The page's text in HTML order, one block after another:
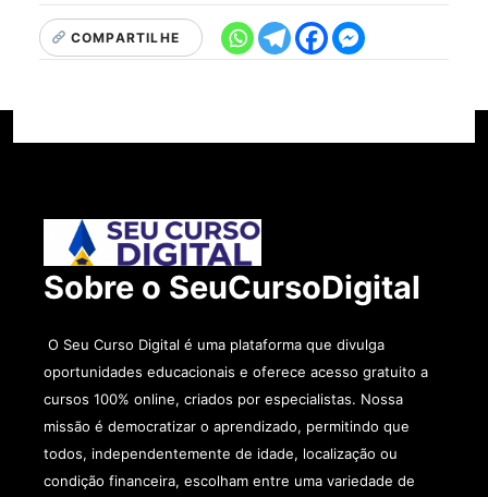
COMPARTILHE
Sobre o SeuCursoDigital
O Seu Curso Digital é uma plataforma que divulga
oportunidades educacionais e oferece acesso gratuito a
cursos 100% online, criados por especialistas. Nossa
missão é democratizar o aprendizado, permitindo que
todos, independentemente de idade, localização ou
condição financeira, escolham entre uma variedade de